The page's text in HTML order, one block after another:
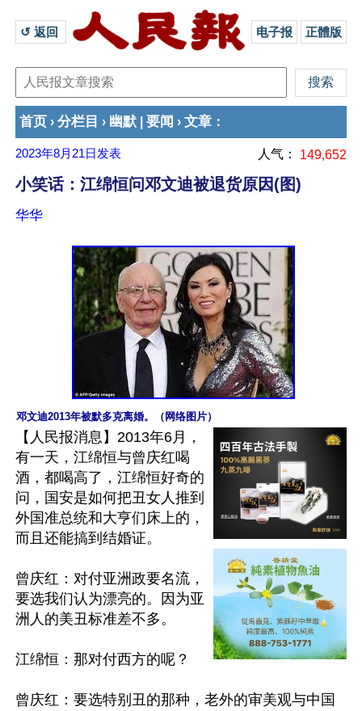
↺ 返回 电子报 正體版
首页 › 分栏目 › 幽默 要闻 › 文章 ：
2023年8月21日 发表 人气： 149,652
小笑话：江绵恒问邓文迪被退货原因(图)
华华
邓文迪2013年被默多克离婚。（网络图片）
【人民报消息】2013年6月，
有一天，江绵恒与曾庆红喝
酒，都喝高了，江绵恒好奇的
问，国安是如何把丑女人推到
外国准总统和大亨们床上的，
而且还能搞到结婚证。
曾庆红：对付亚洲政要名流，
要选我们认为漂亮的。因为亚
洲人的美丑标准差不多。
江绵恒：那对付西方的呢？
曾庆红：要选特别丑的那种，老外的审美观与中国